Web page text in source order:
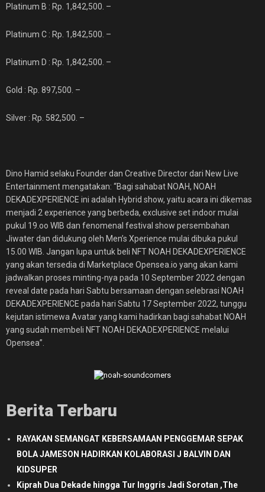
Platinum B : Rp. 1,842,500. –
Platinum C : Rp. 1,842,500. –
Platinum D : Rp. 1,842,500. –
Gold : Rp. 897,500. –
Silver : Rp. 582,500. –
Dino Hamid selaku Founder dan Creative Director dari New Live
Entertainment mengatakan: “Bagi sahabat NOAH, NOAH
DEKADEXPERIENCE ini adalah Hybrid show, yaitu acara ini dikemas
menjadi 2 experience yang berbeda, exclusive set indoor mulai
pukul 19.oo WIB dan fenomenal festival show persembahan
Jiwater dan didukung oleh Men’s Xperience mulai dibuka pukul
15.00 WIB. Jangan lupa untuk beli NFT NOAH DEKADEXPERIENCE
yang akan tersedia di Marketplace Opensea.io yang akan kami
jadwalkan proses minting-nya pada 10 September 2022 dengan
reveal date pada hari Sabtu bersamaan dengan selebrasi NOAH
DEKADEXPERIENCE pada hari Sabtu 17 September 2022, tunggu
kejutan istimewa Avatar yang kami hadirkan bagi sahabat NOAH
yang sudah membeli NFT NOAH DEKADEXPERIENCE melalui
Opensea”.
Berita Terbaru
RAYAKAN SEMANGAT KEBERSAMAAN PENGGEMAR SEPAK
BOLA JAMESON HADIRKAN KOLABORASI J BALVIN DAN
KIDSUPER
Kiprah Dua Dekade hingga Tur Inggris Jadi Sorotan ,The